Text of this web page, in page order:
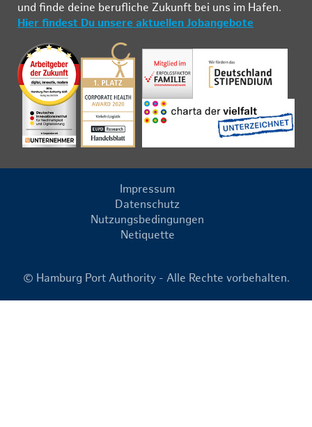
und fin­de deine be­ruf­li­che Zu­kunft bei uns im Ha­fen.
Hier findest Du unsere aktuellen Jobangebote
Impressum
Datenschutz
Nutzungsbedingungen
Netiquette
© Hamburg Port Authority - Alle Rechte vorbehalten.